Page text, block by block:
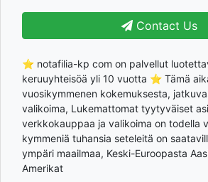
Contact Us
⭐ notafilia-kp com on palvellut
keruuyhteisöä yli 10 vuotta ⭐ Tämä
vuosikymmenen kokemuksesta,
valikoima, Lukemattomat tyytyväiset
verkkokauppaa ja valikoima on todella
kymmeniä tuhansia seteleitä on
ympäri maailmaa, Keski-Euroopasta
Amerikat